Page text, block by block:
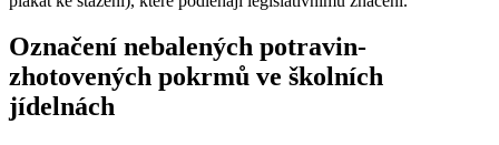
Označení nebalených potravin-
zhotovených pokrmů ve školních
jídelnách